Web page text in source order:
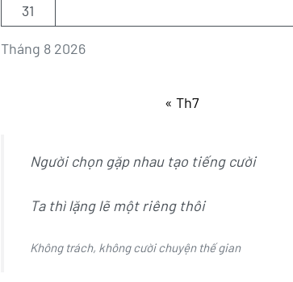
Tháng 8 2026
31
« Th7
Người chọn gặp nhau tạo tiếng cười
Ta thì lặng lẽ một riêng thôi
Không trách, không cười chuyện thế gian